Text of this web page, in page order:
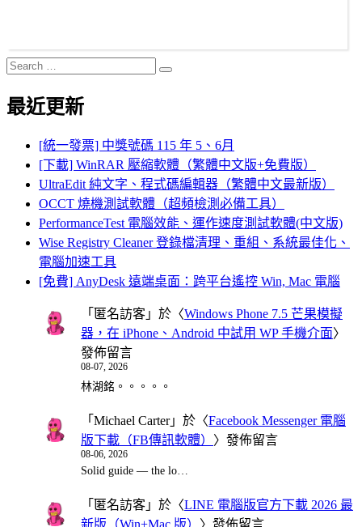
Search
for:
Search
最近更新
[統一發票] 中獎號碼 115 年 5、6月
[下載] WinRAR 壓縮軟體（繁體中文版+免費版）
UltraEdit 純文字、程式碼編輯器（繁體中文最新版）
OCCT 燒機測試軟體（超頻檢測必備工具）
PerformanceTest 電腦效能、運作速度測試軟體(中文版)
Wise Registry Cleaner 登錄檔清理、重組、系統最佳化、
電腦加速工具
[免費] AnyDesk 遠端桌面：跨平台遙控 Win, Mac 電腦
「 匿名訪客 」於〈Windows Phone 7.5 芒果模擬
器，在 iPhone、Android 中試用 WP 手機介面〉
發佈留言
08-07, 2026
林湖銘。。。。。
「 Michael Carter」於〈Facebook Messenger 電腦
版下載（FB傳訊軟體） 〉發佈留言
08-06, 2026
Solid guide — the lo…
「 匿名訪客 」於〈LINE 電腦版官方下載 2026 最
新版（Win+Mac 版） 〉發佈留言